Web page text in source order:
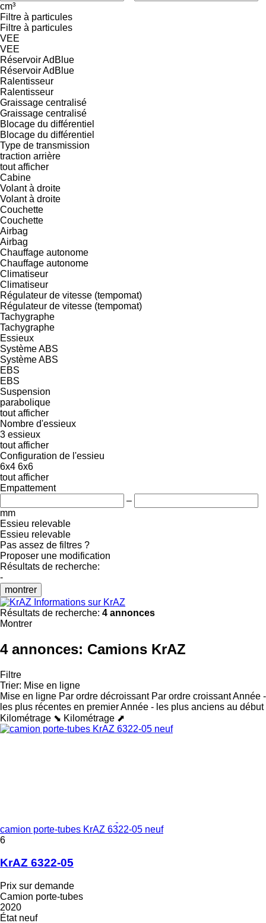
cm³
Filtre à particules
Filtre à particules
VEE
VEE
Réservoir AdBlue
Réservoir AdBlue
Ralentisseur
Ralentisseur
Graissage centralisé
Graissage centralisé
Blocage du différentiel
Blocage du différentiel
Type de transmission
traction arrière
tout afficher
Cabine
Volant à droite
Volant à droite
Couchette
Couchette
Airbag
Airbag
Chauffage autonome
Chauffage autonome
Climatiseur
Climatiseur
Régulateur de vitesse (tempomat)
Régulateur de vitesse (tempomat)
Tachygraphe
Tachygraphe
Essieux
Système ABS
Système ABS
EBS
EBS
Suspension
parabolique
tout afficher
Nombre d'essieux
3 essieux
tout afficher
Configuration de l'essieu
6x4 6x6
tout afficher
Empattement
–
mm
Essieu relevable
Essieu relevable
Pas assez de filtres ?
Proposer une modification
Résultats de recherche:
-
montrer
Informations sur KrAZ
Résultats de recherche: 4 annonces
Montrer
4 annonces: Camions KrAZ
Filtre
Trier: Mise en ligne
Mise en ligne Par ordre décroissant Par ordre croissantAnnée -
les plus récentes en premierAnnée - les plus anciens au début
Kilométrage ⬊ Kilométrage ⬈
camion porte-tubes KrAZ 6322-05 neuf
6
KrAZ 6322-05
Prix sur demande
Camion porte-tubes
2020
État neuf